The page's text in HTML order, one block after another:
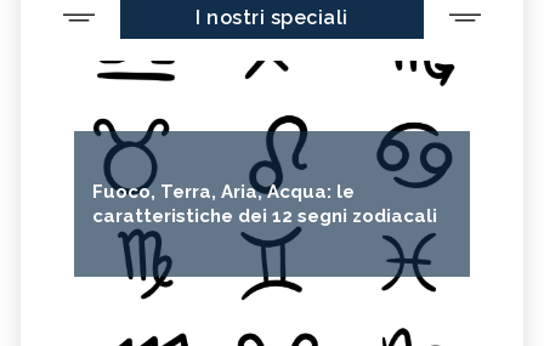
I nostri speciali
Fuoco, Terra, Aria, Acqua: le
caratteristiche dei 12 segni zodiacali